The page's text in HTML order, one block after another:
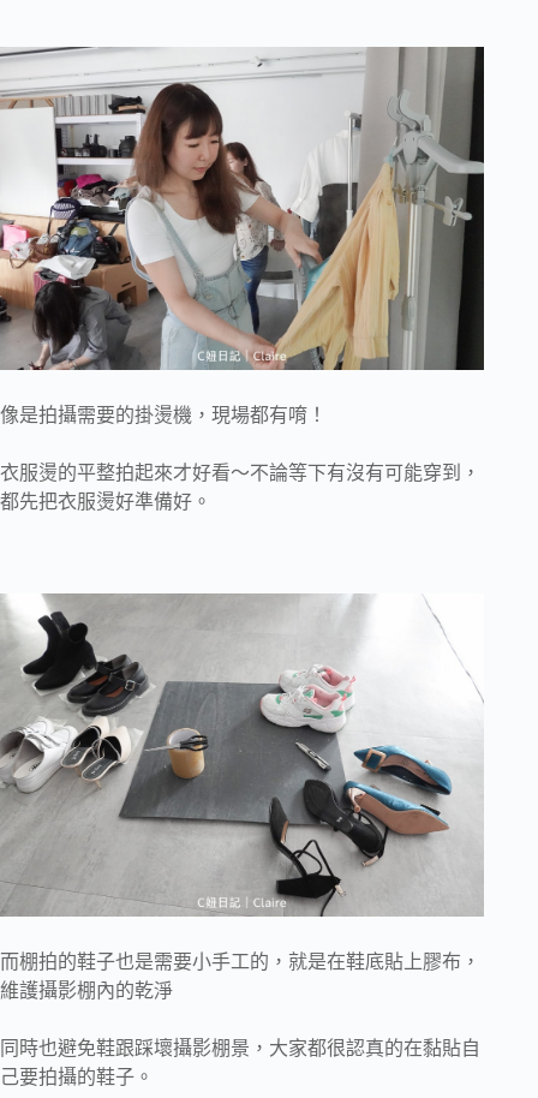
像是拍攝需要的掛燙機，現場都有唷！
衣服燙的平整拍起來才好看～不論等下有沒有可能穿到，
都先把衣服燙好準備好。
而棚拍的鞋子也是需要小手工的，就是在鞋底貼上膠布，
維護攝影棚內的乾淨
同時也避免鞋跟踩壞攝影棚景，大家都很認真的在黏貼自
己要拍攝的鞋子。